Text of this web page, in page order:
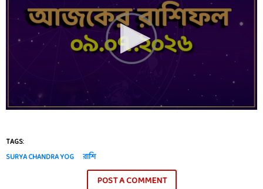
TAGS:
SURYA CHANDRA YOG
রাশি
POST A COMMENT